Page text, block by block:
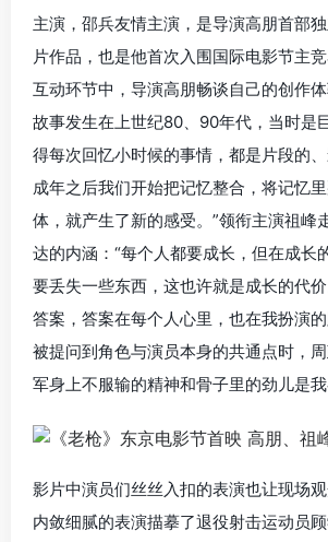
主演，邵兵友情主演，是导演高朋首部
片作品，也是他首次入围国际电影节主
互动环节中，导演高朋畅谈自己的创作
故事发生在上世纪80、90年代，当时是
得每次回忆小时候的事情，都是片段的
成年之后我们开始把记忆整合，将记忆
体，就产生了新的感受。”领衔主演祖峰
达的内涵：“每个人都要成长，但在成长
要丢失一些东西，这也许就是成长的代
答案，答案在每个人心里，也在我扮演
被提问到角色与演员本身的共通点时，
军身上不服输的精神和骨子里的劲儿是
影片中演员们丝丝入扣的表演也让现场
内敛细腻的表演描摹了退役射击运动员